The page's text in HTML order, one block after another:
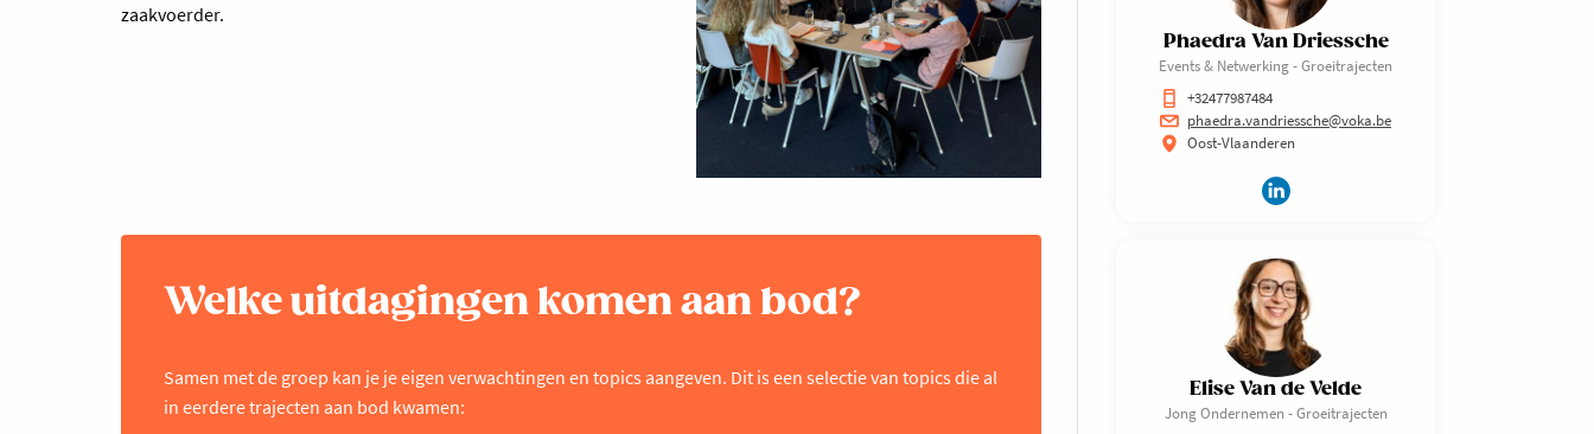
zaakvoerder.
Welke uitdagingen komen aan bod?
Samen met de groep kan je je eigen verwachtingen en topics aangeven. Dit is een selectie van topics die al
in eerdere trajecten aan bod kwamen:
Phaedra Van Driessche
Events & Netwerking - Groeitrajecten
+32477987484
phaedra.vandriessche@voka.be
Oost-Vlaanderen
Elise Van de Velde
Jong Ondernemen - Groeitrajecten